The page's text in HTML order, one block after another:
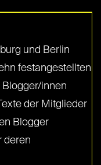
und Berlin
festangestellten
innen
der Mitglieder
Blogger
deren